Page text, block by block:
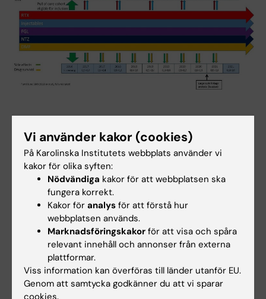
Hade du nytta av informationen på denna sida?
Yes
No
Redaktör:
Nilla Karlsson
Sidan uppdaterad:2026-03-16
Vi använder kakor (cookies)
På Karolinska Institutets webbplats använder vi
kakor för olika syften:
Nödvändiga kakor för att webbplatsen ska
fungera korrekt.
Kakor för analys för att förstå hur
webbplatsen används.
Marknadsföringskakor för att visa och spåra
relevant innehåll och annonser från externa
plattformar.
Viss information kan överföras till länder utanför EU.
Genom att samtycka godkänner du att vi sparar
cookies.